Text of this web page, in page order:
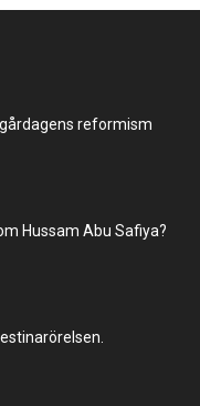
reformism
Hussam Abu Safiya?